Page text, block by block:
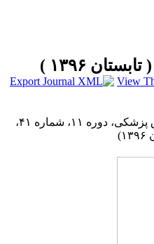
فصلنامه علمی پژوهشی حقوق پزشکی، دوره ۱۱، شماره ۴۱،